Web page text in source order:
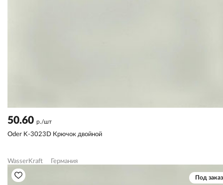
50.60 р./шт
Oder K-3023D Крючок двойной
WasserKraft Германия
Под заказ